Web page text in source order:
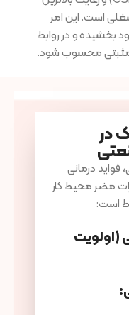
است. این امر
بخشیده و در روابط
مثبتی محسوب شود.
در
فواید درمانی
مضر محیط کار
است:
(اولویت
: